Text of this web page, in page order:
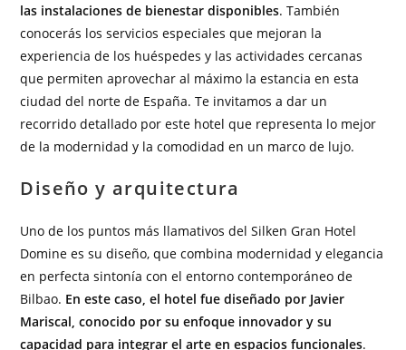
las instalaciones de bienestar disponibles. También
conocerás los servicios especiales que mejoran la
experiencia de los huéspedes y las actividades cercanas
que permiten aprovechar al máximo la estancia en esta
ciudad del norte de España. Te invitamos a dar un
recorrido detallado por este hotel que representa lo mejor
de la modernidad y la comodidad en un marco de lujo.
Diseño y arquitectura
Uno de los puntos más llamativos del Silken Gran Hotel
Domine es su diseño, que combina modernidad y elegancia
en perfecta sintonía con el entorno contemporáneo de
Bilbao. En este caso, el hotel fue diseñado por Javier
Mariscal, conocido por su enfoque innovador y su
capacidad para integrar el arte en espacios funcionales.